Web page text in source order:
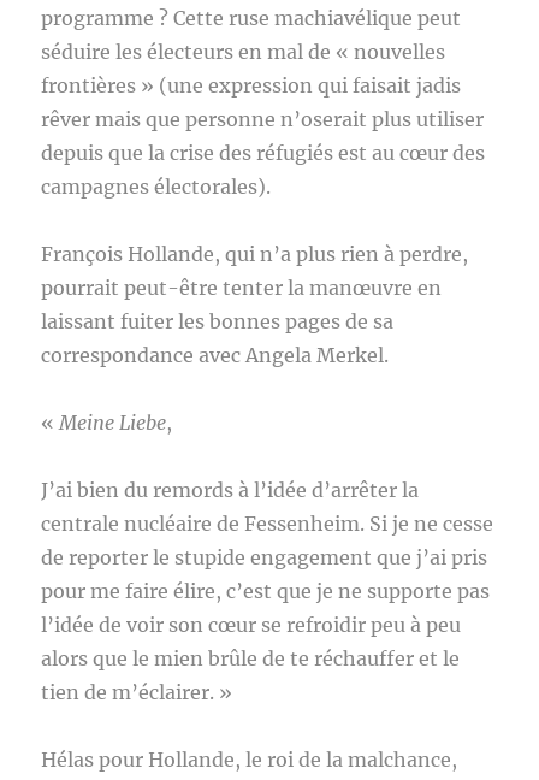
programme ? Cette ruse machiavélique peut
séduire les électeurs en mal de « nouvelles
frontières » (une expression qui faisait jadis
rêver mais que personne n’oserait plus utiliser
depuis que la crise des réfugiés est au cœur des
campagnes électorales).
François Hollande, qui n’a plus rien à perdre,
pourrait peut-être tenter la manœuvre en
laissant fuiter les bonnes pages de sa
correspondance avec Angela Merkel.
«Meine Liebe,
J’ai bien du remords à l’idée d’arrêter la
centrale nucléaire de Fessenheim. Si je ne cesse
de reporter le stupide engagement que j’ai pris
pour me faire élire, c’est que je ne supporte pas
l’idée de voir son cœur se refroidir peu à peu
alors que le mien brûle de te réchauffer et le
tien de m’éclairer. »
Hélas pour Hollande, le roi de la malchance,